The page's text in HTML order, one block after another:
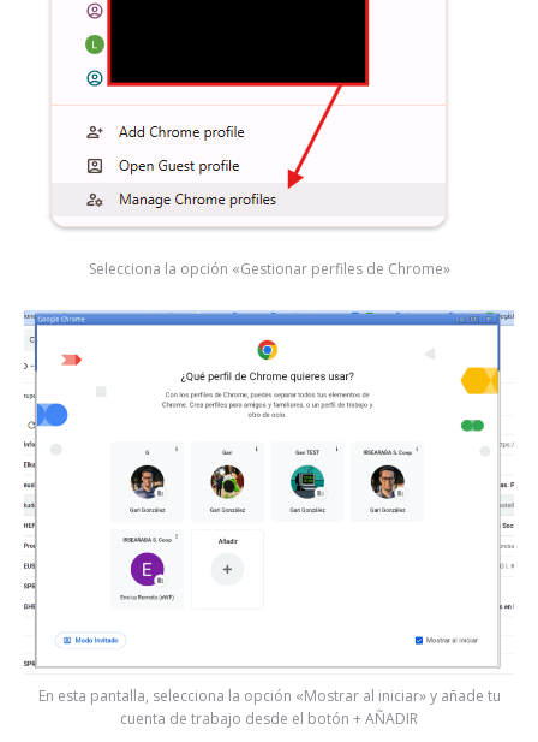
Selecciona la opción «Gestionar perfiles de Chrome»
En esta pantalla, selecciona la opción «Mostrar al iniciar» y añade tu
cuenta de trabajo desde el botón + AÑADIR